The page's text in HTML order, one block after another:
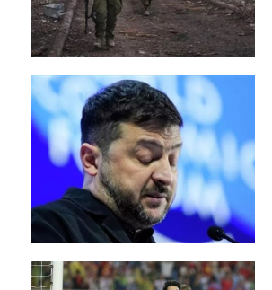
Công nghệ
Chuyện hay
Chuyện lạ
Cuộc sống quanh ta
Casino
Chiến tranh thương mại
Chi hội phụ nữ TTTM Mátxcơva
Chính trị Nga
Chợ Vòm
Cảnh sát
Cấm bay
Canada